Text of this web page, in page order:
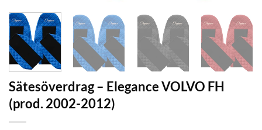
Sätesöverdrag – Elegance VOLVO FH
(prod. 2002-2012)